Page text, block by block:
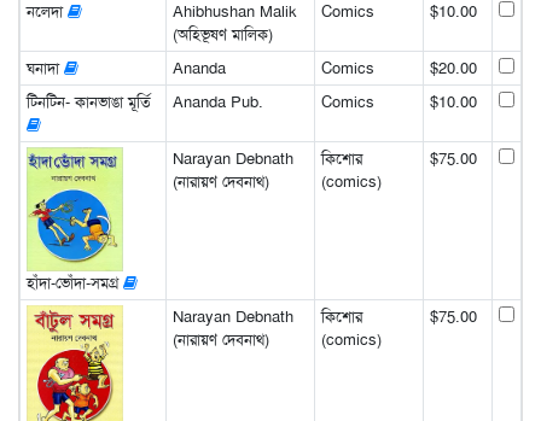
নলেদা
Ahibhushan Malik
(অহিভূষণ মালিক)
Comics $10.00
ঘনাদা Ananda Comics
$20.00
টিনটিন- কানভাঙা মূর্তি
Ananda Pub. Comics $10.00
হাঁদা-ভোঁদা-সমগ্র
Narayan Debnath
(নারায়ণ দেবনাথ)
কিশোর
(comics)
$75.00
Narayan Debnath
(নারায়ণ দেবনাথ)
কিশোর
(comics)
$75.00